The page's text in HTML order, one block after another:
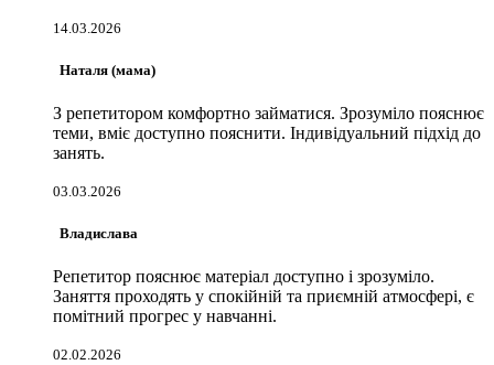
14.03.2026
Наталя (мама)
З репетитором комфортно займатися. Зрозуміло пояснює
теми, вміє доступно пояснити. Індивідуальний підхід до
занять.
03.03.2026
Владислава
Репетитор пояснює матеріал доступно і зрозуміло.
Заняття проходять у спокійній та приємній атмосфері, є
помітний прогрес у навчанні.
02.02.2026